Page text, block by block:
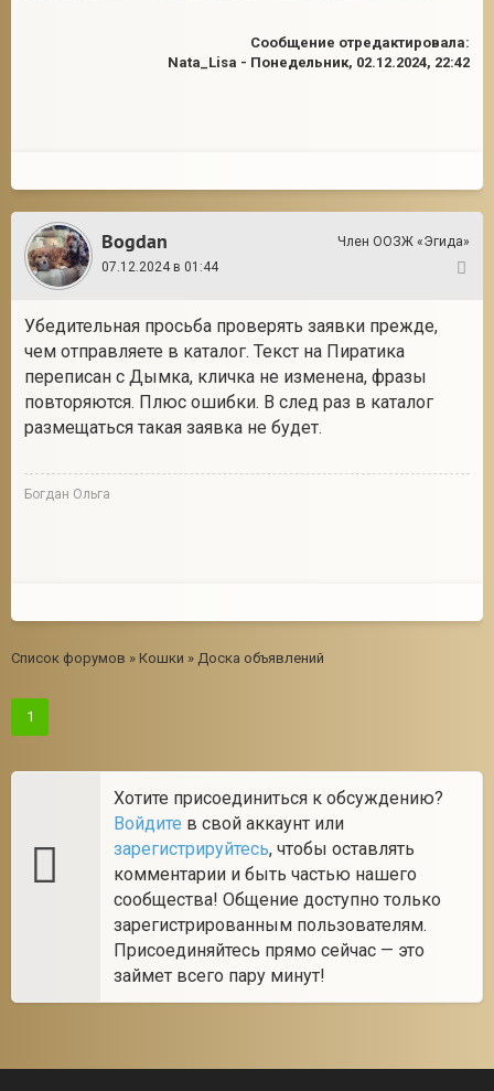
Сообщение отредактировала:
Nata_Lisa - Понедельник, 02.12.2024, 22:42
Bogdan
Член ООЗЖ «Эгида»
07.12.2024 в 01:44
Убедительная просьба проверять заявки прежде,
чем отправляете в каталог. Текст на Пиратика
переписан с Дымка, кличка не изменена, фразы
повторяются. Плюс ошибки. В след раз в каталог
размещаться такая заявка не будет.
Богдан Ольга
Список форумов » Кошки » Доска объявлений
1
Хотите присоединиться к обсуждению?
Войдите в свой аккаунт или
зарегистрируйтесь, чтобы оставлять
комментарии и быть частью нашего
сообщества! Общение доступно только
зарегистрированным пользователям.
Присоединяйтесь прямо сейчас — это
займет всего пару минут!